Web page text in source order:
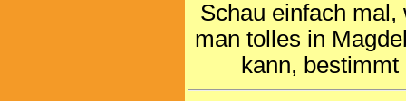
Schau einfach
man tolles in
kann,